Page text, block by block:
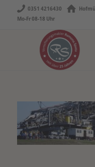
0351 4216430
Mo-Fr 08-18 Uhr